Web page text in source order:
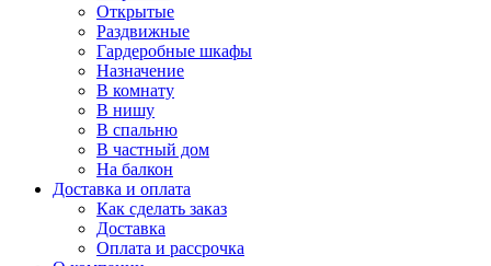
Открытые
Раздвижные
Гардеробные шкафы
Назначение
В комнату
В нишу
В спальню
В частный дом
На балкон
Доставка и оплата
Как сделать заказ
Доставка
Оплата и рассрочка